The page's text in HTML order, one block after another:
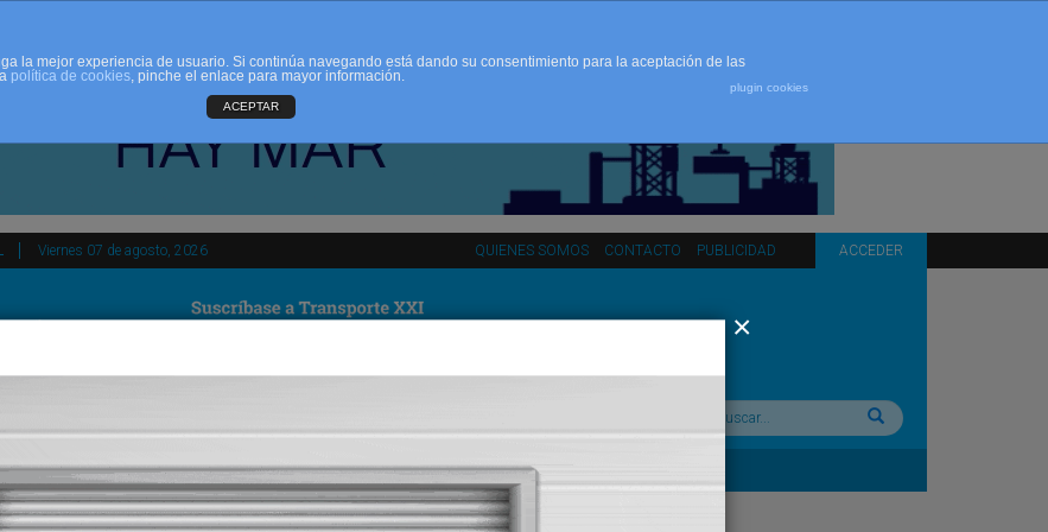
QUIENES SOMOS CONTACTO PUBLICIDAD ACCEDER
Viernes 07 de agosto, 2026
PAÍS VASCO ESPAÑA INTERNACIONAL
la mejor experiencia de usuario. Si continúa navegando está dando su consentimiento para la aceptación de las
política de cookies, pinche el enlace para mayor información.
plugin cookies
ACEPTAR